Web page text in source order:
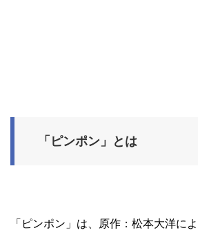
「ピンポン」とは
「ピンポン」は、原作：松本大洋に